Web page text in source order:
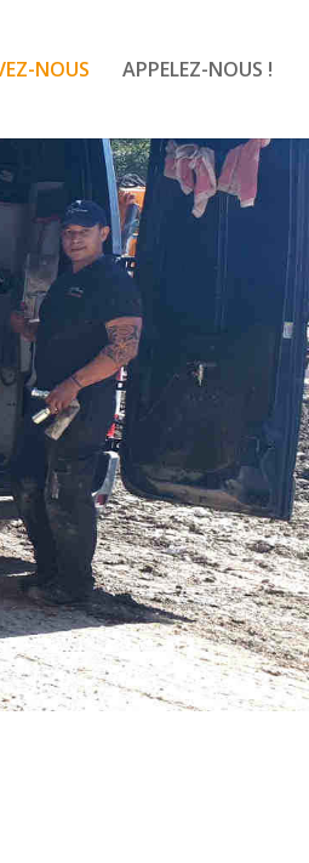
NOUS APPELEZ-NOUS !